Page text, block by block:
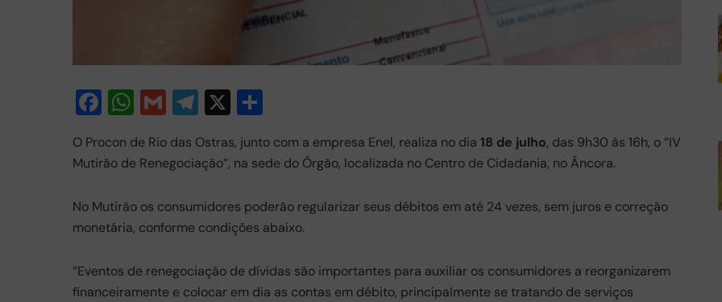
F
c
b
o
k
W
h
at
A
p
p
G
m
ail
T
e
gr
a
m
X S
ar
O Procon de Rio das Ostras, junto com a empresa Enel, realiza no dia 18 de julho, das 9h30 às 16h, o “IV
Mutirão de Renegociação”, na sede do Órgão, localizada no Centro de Cidadania, no Âncora.
No Mutirão os consumidores poderão regularizar seus débitos em até 24 vezes, sem juros e correção
monetária, conforme condições abaixo.
“Eventos de renegociação de dívidas são importantes para auxiliar os consumidores a reorganizarem
financeiramente e colocar em dia as contas em débito, principalmente se tratando de serviços